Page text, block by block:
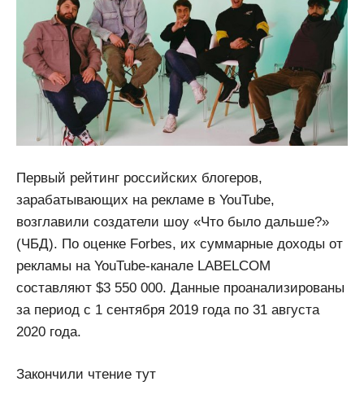
Первый рейтинг российских блогеров,
зарабатывающих на рекламе в YouTube,
возглавили создатели шоу «Что было дальше?»
(ЧБД). По оценке Forbes, их суммарные доходы от
рекламы на YouTube-канале LABELCOM
составляют $3 550 000. Данные проанализированы
за период с 1 сентября 2019 года по 31 августа
2020 года.
Закончили чтение тут